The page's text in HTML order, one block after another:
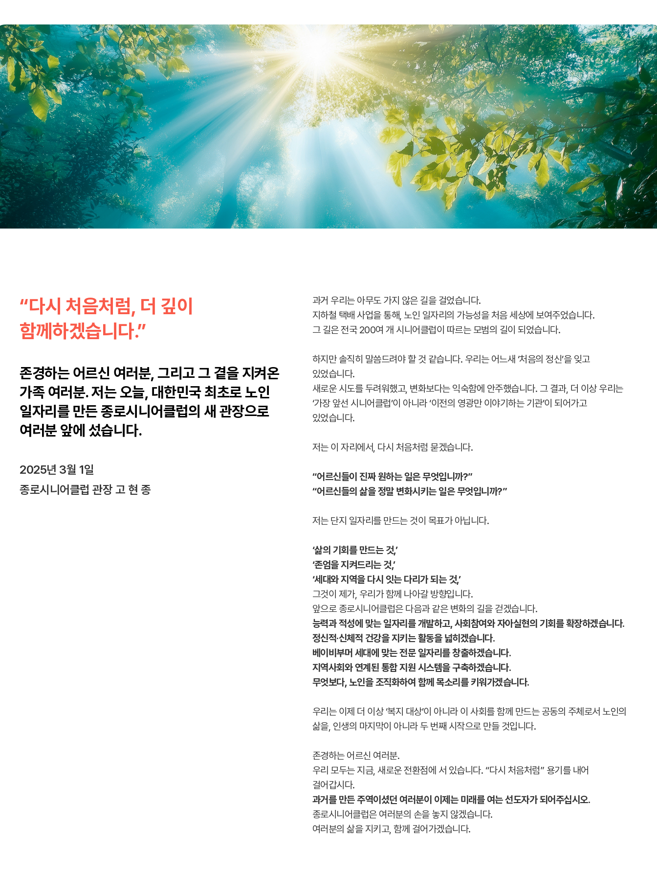
“다시 처음처럼, 더 깊이
함께하겠습니다.”
존경하는 어르신 여러분, 그리고 그 곁을 지켜온
가족 여러분. 저는 오늘, 대한민국 최초로 노인
일자리를 만든 종로시니어클럽의 새 관장으로
여러분 앞에 섰습니다.
2025년 3월 1일
종로시니어클럽 관장 고 현 종
과거 우리는 아무도 가지 않은 길을 걸었습니다.
지하철 택배 사업을 통해, 노인 일자리의 가능성을 처음 세상에 보여주었습니다.
그 길은 전국 200여 개 시니어클럽이 따르는 모범의 길이 되었습니다.
하지만 솔직히 말씀드려야 할 것 같습니다. 우리는 어느새 ‘처음의 정신’을 잊고
있었습니다.
새로운 시도를 두려워했고, 변화보다는 익숙함에 안주했습니다. 그 결과, 더 이상 우리는
‘가장 앞선 시니어클럽’이 아니라 ‘이전의 영광만 이야기하는 기관’이 되어가고
있었습니다.
저는 이 자리에서, 다시 처음처럼 묻겠습니다.
“어르신들이 진짜 원하는 일은 무엇입니까?”
“어르신들의 삶을 정말 변화시키는 일은 무엇입니까?”
저는 단지 일자리를 만드는 것이 목표가 아닙니다.
‘삶의 기회를 만드는 것,’
‘존엄을 지켜드리는 것,’
‘세대와 지역을 다시 잇는 다리가 되는 것,’
그것이 제가, 우리가 함께 나아갈 방향입니다.
앞으로 종로시니어클럽은 다음과 같은 변화의 길을 걷겠습니다.
능력과 적성에 맞는 일자리를 개발하고, 사회참여와 자아실현의 기회를 확장하겠습니다.
정신적·신체적 건강을 지키는 활동을 넓히겠습니다.
베이비부머 세대에 맞는 전문 일자리를 창출하겠습니다.
지역사회와 연계된 통합 지원 시스템을 구축하겠습니다.
무엇보다, 노인을 조직화하여 함께 목소리를 키워가겠습니다.
우리는 이제 더 이상 ‘복지 대상’이 아니라 이 사회를 함께 만드는 공동의 주체로서 노인의
삶을, 인생의 마지막이 아니라 두 번째 시작으로 만들 것입니다.
존경하는 어르신 여러분.
우리 모두는 지금, 새로운 전환점에 서 있습니다. “다시 처음처럼” 용기를 내어
걸어갑시다.
과거를 만든 주역이셨던 여러분이 이제는 미래를 여는 선도자가 되어주십시오.
종로시니어클럽은 여러분의 손을 놓지 않겠습니다.
여러분의 삶을 지키고, 함께 걸어가겠습니다.